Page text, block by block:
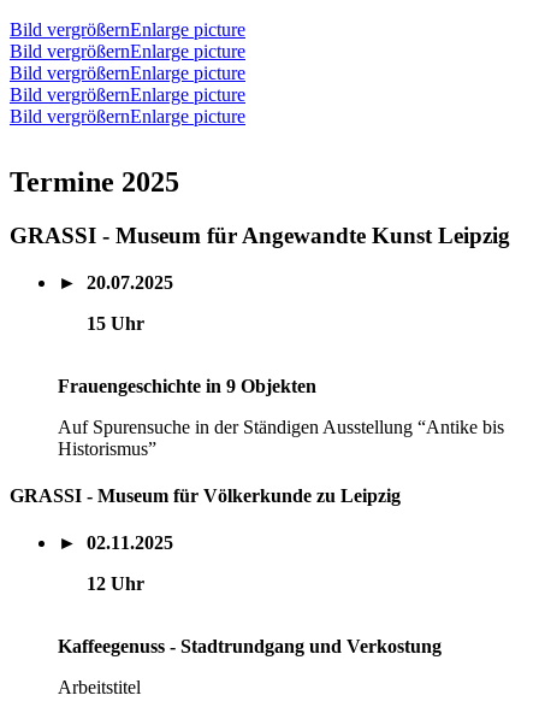
Bild vergrößernEnlarge picture
Bild vergrößernEnlarge picture
Bild vergrößernEnlarge picture
Bild vergrößernEnlarge picture
Bild vergrößernEnlarge picture
Termine 2025
GRASSI - Museum für Angewandte Kunst Leipzig
► 20.07.2025
15 Uhr
Frauengeschichte in 9 Objekten
Auf Spurensuche in der Ständigen Ausstellung “Antike bis
Historismus”
GRASSI - Museum für Völkerkunde zu Leipzig
► 02.11.2025
12 Uhr
Kaffeegenuss - Stadtrundgang und Verkostung
Arbeitstitel